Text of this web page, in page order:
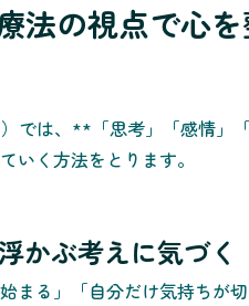
法の視点で心を
では、**「思考」「感情」
いく方法をとります。
かぶ考えに気づく
始まる」「自分だけ気持ちが